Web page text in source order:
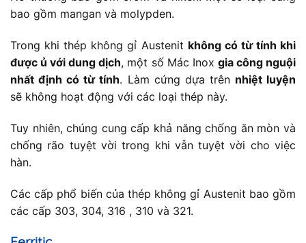
bao gồm mangan và molypden.
Trong khi thép không gỉ Austenit không có từ tính khi
được ủ với dung dịch, một số Mác Inox gia công nguội
nhất định có từ tính. Làm cứng dựa trên nhiệt luyện
sẽ không hoạt động với các loại thép này.
Tuy nhiên, chúng cung cấp khả năng chống ăn mòn và
chống rão tuyệt vời trong khi vẫn tuyệt vời cho việc
hàn.
Các cấp phổ biến của thép không gỉ Austenit bao gồm
các cấp 303, 304, 316 , 310 và 321.